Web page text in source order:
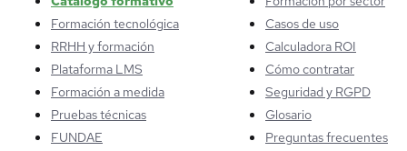
Formación tecnológica
RRHH y formación
Plataforma LMS
Formación a medida
Pruebas técnicas
FUNDAE
Casos de uso
Calculadora ROI
Cómo contratar
Seguridad y RGPD
Glosario
Preguntas frecuentes